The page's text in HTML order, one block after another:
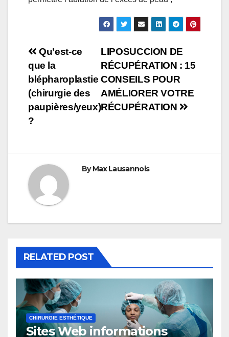
Navigation
de
l’article
LIPOSUCCION DE
RÉCUPÉRATION : 15
CONSEILS POUR
AMÉLIORER VOTRE
RÉCUPÉRATION
Qu’est-ce
que la
blépharoplastie
(chirurgie des
paupières/yeux)
?
ByMax Lausannois
RELATED POST
CHIRURGIE ESTHÉTIQUE
Sites Web informations